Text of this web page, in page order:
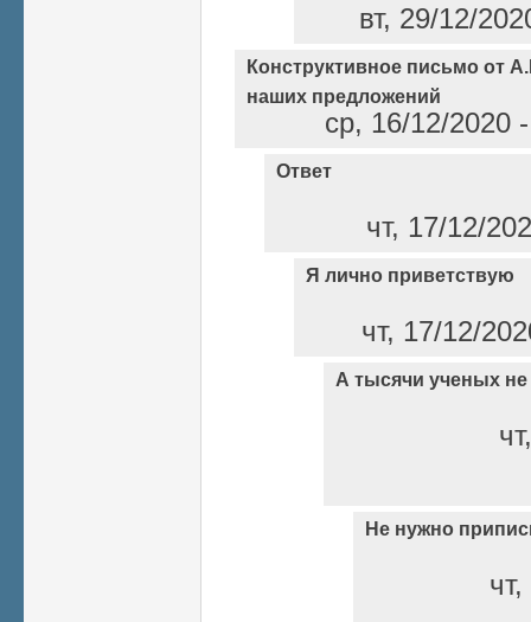
вт, 29/12/
Конструктивное письмо от
наших предложений
ср, 16/12/2020
Ответ
чт, 17/12/
Я лично приветствую
чт, 17/12/
А тысячи ученых
Не нужно